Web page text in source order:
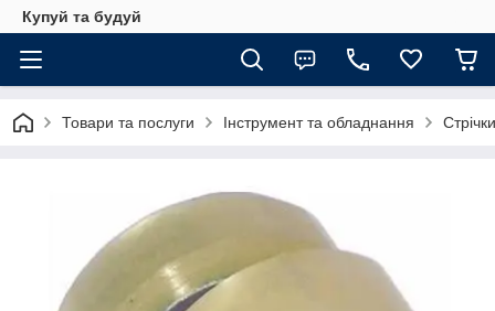
Купуй та будуй
Товари та послуги Інструмент та обладнання